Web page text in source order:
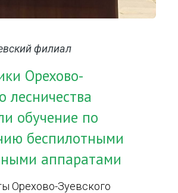
филиал
Орехово-
лесничества
обучение по
беспилотными
аппаратами
Орехово-Зуевского